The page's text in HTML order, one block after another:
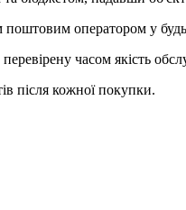
оператором у
часом якість
після кожної покупки.